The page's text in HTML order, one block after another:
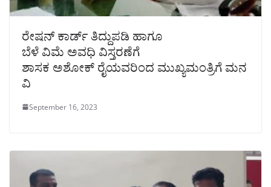
ರೇಷನ್ ಕಾರ್ಡ್ ತಿದ್ದುಪಡಿ ಹಾಗೂ
ಬೆಳೆ ವಿಮೆ ಅವಧಿ ವಿಸ್ತರಣೆಗೆ
ಶಾಸಕ ಅಶೋಕ್ ರೈಯವರಿಂದ ಮುಖ್ಯಮಂತ್ರಿಗೆ ಮನ
ವಿ
September 16, 2023